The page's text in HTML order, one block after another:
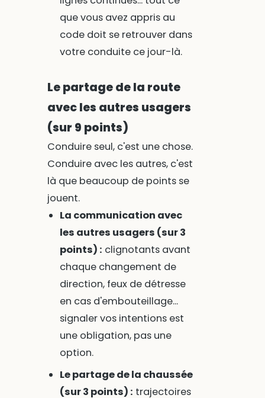
que vous avez appris au
code doit se retrouver dans
votre conduite ce jour-là.
Le partage de la route
avec les autres usagers
(sur 9 points)
Conduire seul, c'est une chose.
Conduire avec les autres, c'est
là que beaucoup de points se
jouent.
La communication avec
les autres usagers (sur 3
points) : clignotants avant
chaque changement de
direction, feux de détresse
en cas d'embouteillage...
signaler vos intentions est
une obligation, pas une
option.
Le partage de la chaussée
(sur 3 points) : trajectoires